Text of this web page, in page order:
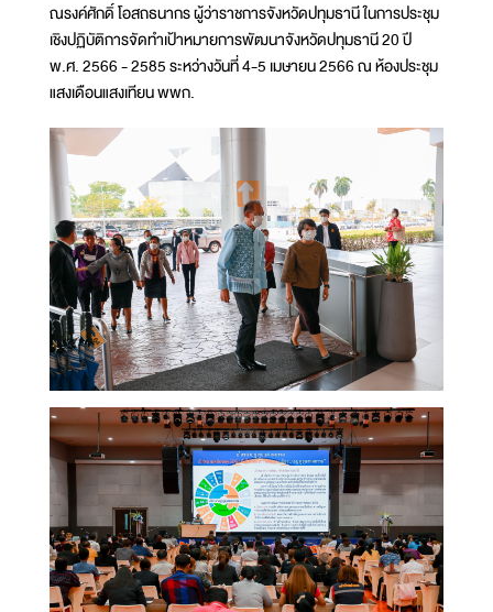
ณรงค์ศักดิ์ โอสถธนากร ผู้ว่าราชการจังหวัดปทุมธานี ในการประชุม
เชิงปฏิบัติการจัดทำเป้าหมายการพัฒนาจังหวัดปทุมธานี 20 ปี
พ.ศ. 2566 - 2585 ระหว่างวันที่ 4-5 เมษายน 2566 ณ ห้องประชุม
แสงเดือนแสงเทียน พพก.